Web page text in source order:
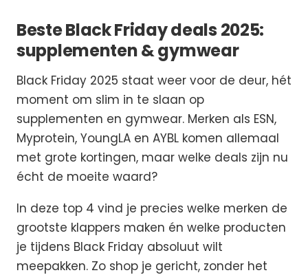
Beste Black Friday deals 2025:
supplementen & gymwear
Black Friday 2025 staat weer voor de deur, hét
moment om slim in te slaan op
supplementen en gymwear. Merken als ESN,
Myprotein, YoungLA en AYBL komen allemaal
met grote kortingen, maar welke deals zijn nu
écht de moeite waard?
In deze top 4 vind je precies welke merken de
grootste klappers maken én welke producten
je tijdens Black Friday absoluut wilt
meepakken. Zo shop je gericht, zonder het